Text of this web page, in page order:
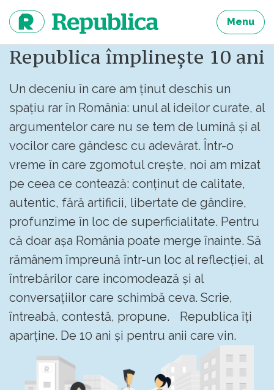
continut
Menu
Republica împlinește 10 ani
Un deceniu în care am ținut deschis un
spațiu rar în România: unul al ideilor curate, al
argumentelor care nu se tem de lumină și al
vocilor care gândesc cu adevărat. Într-o
vreme în care zgomotul crește, noi am mizat
pe ceea ce contează: conținut de calitate,
autentic, fără artificii, libertate de gândire,
profunzime în loc de superficialitate. Pentru
că doar așa România poate merge înainte. Să
rămânem împreună într-un loc al reflecției, al
întrebărilor care incomodează și al
conversațiilor care schimbă ceva. Scrie,
întreabă, contestă, propune. Republica îți
aparține. De 10 ani și pentru anii care vin.